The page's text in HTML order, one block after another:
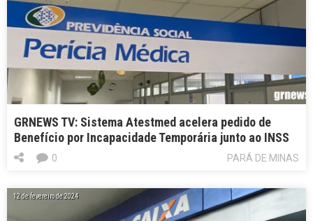
GRNEWS TV: Sistema Atestmed acelera pedido de
Benefício por Incapacidade Temporária junto ao INSS
PARÁ DE MINAS
0
12 de fevereiro de 2024